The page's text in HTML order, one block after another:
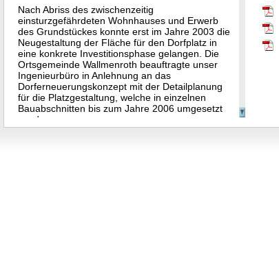
Nach Abriss des zwischenzeitig
einsturzgefährdeten Wohnhauses und Erwerb
des Grundstückes konnte erst im Jahre 2003 die
Neugestaltung der Fläche für den Dorfplatz in
eine konkrete Investitionsphase gelangen. Die
Ortsgemeinde Wallmenroth beauftragte unser
Ingenieurbüro in Anlehnung an das
Dorferneuerungskonzept mit der Detailplanung
für die Platzgestaltung, welche in einzelnen
Bauabschnitten bis zum Jahre 2006 umgesetzt
wurde.